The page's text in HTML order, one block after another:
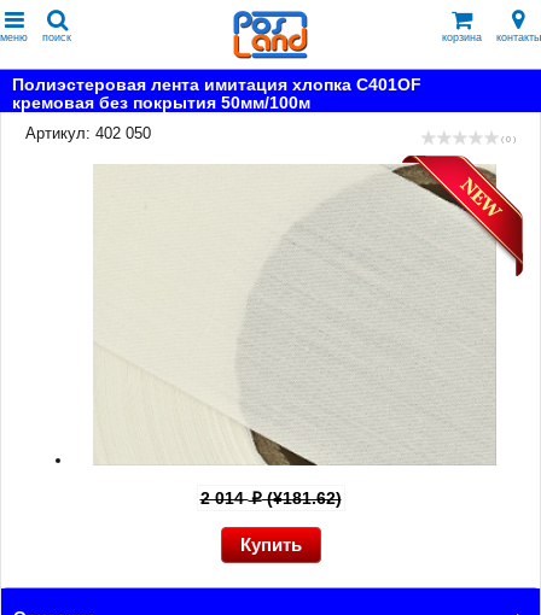
меню поиск корзина контакты
Полиэстеровая лента имитация хлопка C401OF
кремовая без покрытия 50мм/100м
Артикул: 402 050
( 0 )
2 014p(¥181.62)